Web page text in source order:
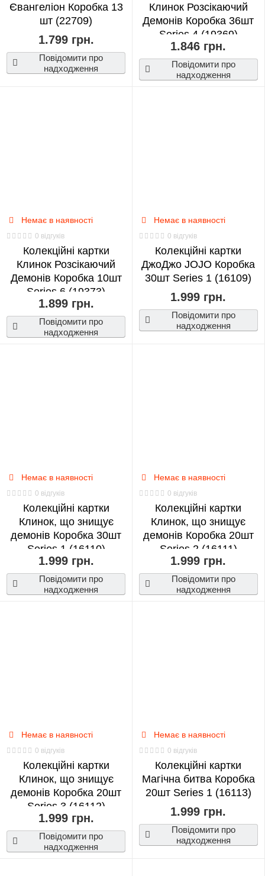
Євангеліон Коробка 13
шт (22709)
1.799 грн.
Повідомити про
надходження
Клинок Розсікаючий
Демонів Коробка 36шт
Series 4 (19369)
1.846 грн.
Повідомити про
надходження
Немає в наявності
0 відгуків
Колекційні картки
Клинок Розсікаючий
Демонів Коробка 10шт
Series 6 (19373)
1.899 грн.
Повідомити про
надходження
Немає в наявності
0 відгуків
Колекційні картки
ДжоДжо JOJO Коробка
30шт Series 1 (16109)
1.999 грн.
Повідомити про
надходження
Немає в наявності
0 відгуків
Колекційні картки
Клинок, що знищує
демонів Коробка 30шт
Series 1 (16110)
1.999 грн.
Повідомити про
надходження
Немає в наявності
0 відгуків
Колекційні картки
Клинок, що знищує
демонів Коробка 20шт
Series 2 (16111)
1.999 грн.
Повідомити про
надходження
Немає в наявності
0 відгуків
Колекційні картки
Клинок, що знищує
демонів Коробка 20шт
Series 3 (16112)
1.999 грн.
Повідомити про
надходження
Немає в наявності
0 відгуків
Колекційні картки
Магічна битва Коробка
20шт Series 1 (16113)
1.999 грн.
Повідомити про
надходження